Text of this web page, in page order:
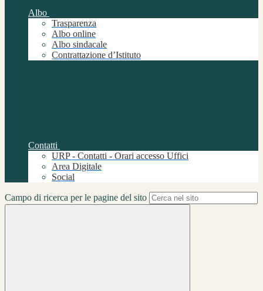
Albo
Trasparenza
Albo online
Albo sindacale
Contrattazione d’Istituto
Contatti
URP - Contatti - Orari accesso Uffici
Area Digitale
Social
Campo di ricerca per le pagine del sito